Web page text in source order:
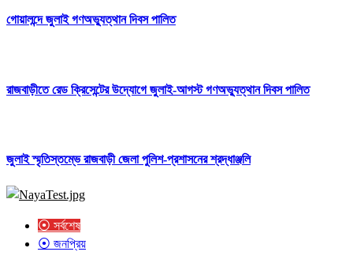
গোয়ালন্দে জুলাই গণঅভ্যুত্থান দিবস পালিত
রাজবাড়ীতে রেড ক্রিসেন্টের উদ্যোগে জুলাই-আগস্ট গণঅভ্যুত্থান দিবস পালিত
জুলাই স্মৃতিস্তম্ভে রাজবাড়ী জেলা পুলিশ-প্রশাসনের শ্রদ্ধাঞ্জলি
⦿ সর্বশেষ
⦿ জনপ্রিয়